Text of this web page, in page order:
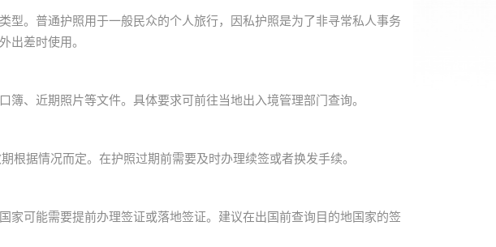
型。普通护照用于一般民众的个人旅行，因私护照是为了非寻常私人事务
出差时使用。
、近期照片等文件。具体要求可前往当地出入境管理部门查询。
根据情况而定。在护照过期前需要及时办理续签或者换发手续。
家可能需要提前办理签证或落地签证。建议在出国前查询目的地国家的签